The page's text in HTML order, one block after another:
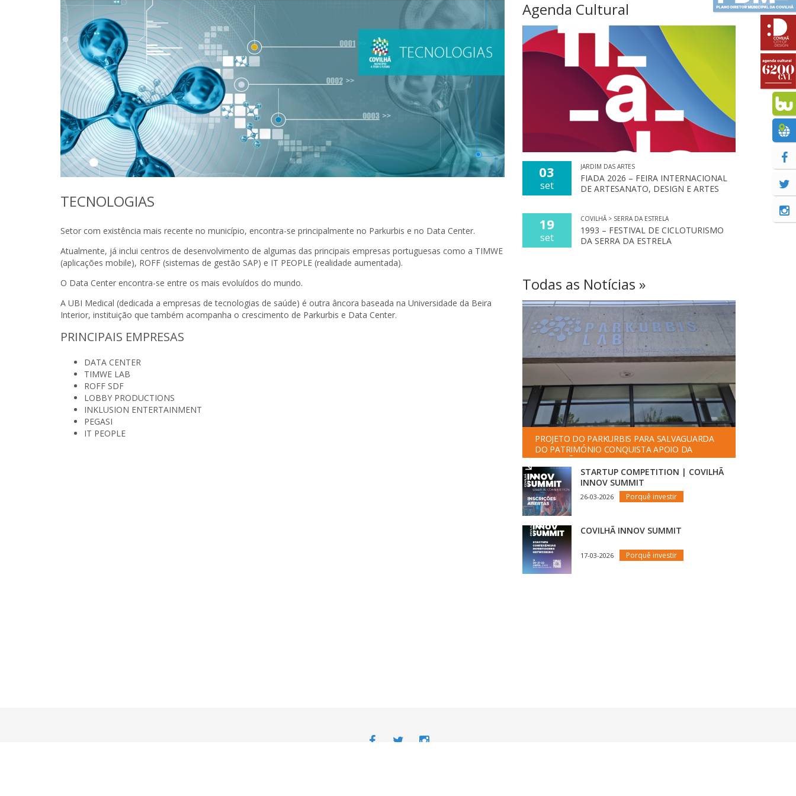
TECNOLOGIAS
Setor com existência mais recente no município, encontra-se principalmente no Parkurbis e no Data Center.
Atualmente, já inclui centros de desenvolvimento de algumas das principais empresas portuguesas como a TIMWE
(aplicações mobile), ROFF (sistemas de gestão SAP) e IT PEOPLE (realidade aumentada).
O Data Center encontra-se entre os mais evoluídos do mundo.
A UBI Medical (dedicada a empresas de tecnologias de saúde) é outra âncora baseada na Universidade da Beira
Interior, instituição que também acompanha o crescimento de Parkurbis e Data Center.
PRINCIPAIS EMPRESAS
DATA CENTER
TIMWE LAB
ROFF SDF
LOBBY PRODUCTIONS
INKLUSION ENTERTAINMENT
PEGASI
IT PEOPLE
Agenda Cultural
03
set
JARDIM DAS ARTES
FIADA 2026 – FEIRA INTERNACIONAL
DE ARTESANATO, DESIGN E ARTES
19
set
COVILHÃ > SERRA DA ESTRELA
1993 – FESTIVAL DE CICLOTURISMO
DA SERRA DA ESTRELA
Todas as Notícias »
PROJETO DO PARKURBIS PARA SALVAGUARDA
DO PATRIMÓNIO CONQUISTA APOIO DA
FUNDAÇÃO ”LA CAIXA”
STARTUP COMPETITION | COVILHÃ
INNOV SUMMIT
26-03-2026 Porquê investir
COVILHÃ INNOV SUMMIT
17-03-2026 Porquê investir